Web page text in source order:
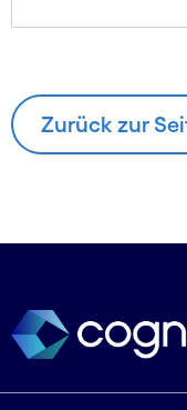
Zurück zur